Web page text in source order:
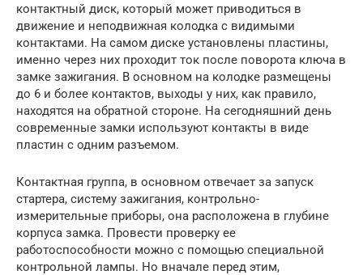
контактный диск, который может приводиться в
движение и неподвижная колодка с видимыми
контактами. На самом диске установлены пластины,
именно через них проходит ток после поворота ключа в
замке зажигания. В основном на колодке размещены
до 6 и более контактов, выходы у них, как правило,
находятся на обратной стороне. На сегодняшний день
современные замки используют контакты в виде
пластин с одним разъемом.
Контактная группа, в основном отвечает за запуск
стартера, систему зажигания, контрольно-
измерительные приборы, она расположена в глубине
корпуса замка. Провести проверку ее
работоспособности можно с помощью специальной
контрольной лампы. Но вначале перед этим,